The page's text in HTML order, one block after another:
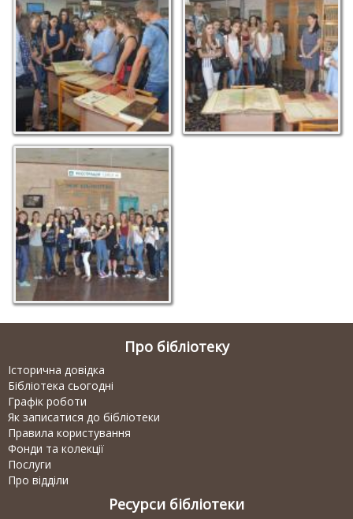
Вдалий початок
навчального року
Про бібліотеку
Історична довідка
Бібліотека сьогодні
Графік роботи
Як записатися до бібліотеки
Правила користування
Фонди та колекції
Послуги
Про відділи
Ресурси бібліотеки